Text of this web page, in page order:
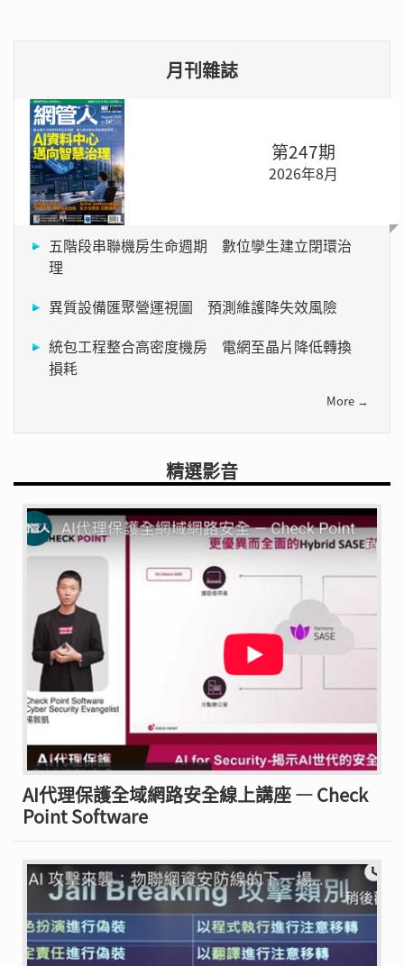
月刊雜誌
第247期
2026年8月
五階段串聯機房生命週期 數位孿生建立閉環治
理
異質設備匯聚營運視圖 預測維護降失效風險
統包工程整合高密度機房 電網至晶片降低轉換
損耗
More →
精選影音
AI代理保護全域網路安全線上講座 — Check
Point Software